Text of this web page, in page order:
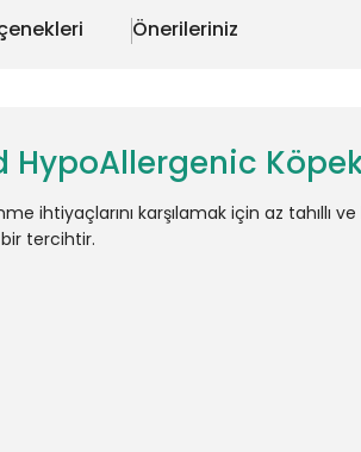
Önerileriniz
HypoAllergenic
ihtiyaçlarını karşılamak için az tahıllı
tercihtir.